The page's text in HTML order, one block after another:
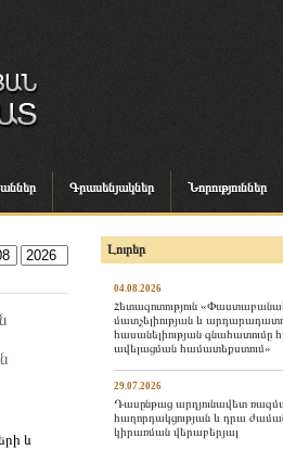
Գրասենյակներ Նորություններ
և
Լուրեր
04.08.2026
Հետազոտություն
մատչելիության և
հասանելիության գնահատումը
ավելացման համատեքստում»
29.07.2026
Դասընթաց արդյունավետ
հաղորդակցության և դրա
կիրառման վերաբերյալ